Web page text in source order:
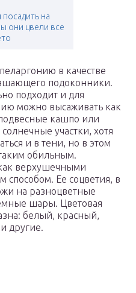
на
они цвели все
в качестве
подоконники.
подходит и для
можно высаживать как
кашпо или
участки, хотя
и в тени, но в этом
обильным.
верхушечными
способом. Ее соцветия, в
на разноцветные
шары. Цветовая
белый, красный,
другие.